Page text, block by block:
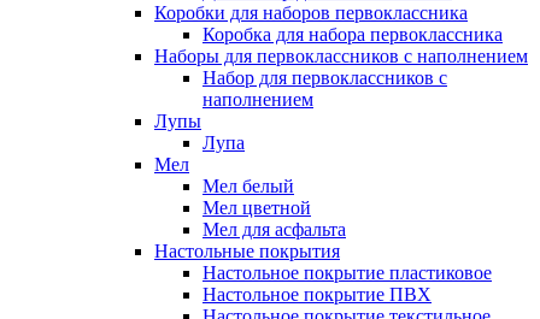
Коробки для наборов первоклассника
Коробка для набора первоклассника
Наборы для первоклассников с наполнением
Набор для первоклассников с
наполнением
Лупы
Лупа
Мел
Мел белый
Мел цветной
Мел для асфальта
Настольные покрытия
Настольное покрытие пластиковое
Настольное покрытие ПВХ